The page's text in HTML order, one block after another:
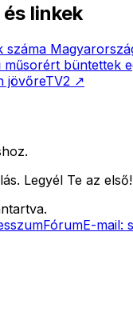
linkek
száma
műsorért büntettek
jövőreTV2 ↗
Legyél Te az első!
FórumE-mail: